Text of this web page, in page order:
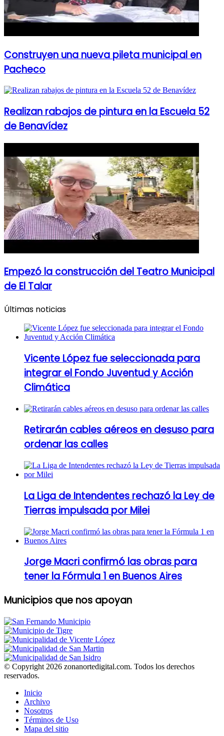
Construyen una nueva pileta municipal en
Pacheco
Realizan rabajos de pintura en la Escuela 52
de Benavídez
Empezó la construcción del Teatro Municipal
de El Talar
Últimas noticias
Vicente López fue seleccionada para
integrar el Fondo Juventud y Acción
Climática
Retirarán cables aéreos en desuso para
ordenar las calles
La Liga de Intendentes rechazó la Ley de
Tierras impulsada por Milei
Jorge Macri confirmó las obras para
tener la Fórmula 1 en Buenos Aires
Municipios que nos apoyan
© Copyright 2026 zonanortedigital.com. Todos los derechos
reservados.
Inicio
Archivo
Nosotros
Términos de Uso
Mapa del sitio